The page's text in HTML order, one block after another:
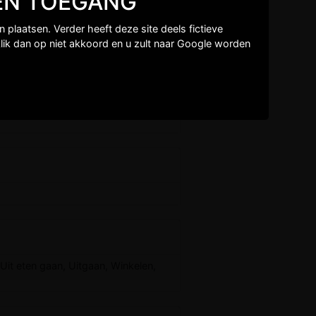
Verder heeft deze site deels fictieve
dan op niet akkoord en u zult naar Google worden